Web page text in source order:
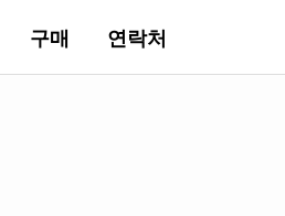
구매 연락처